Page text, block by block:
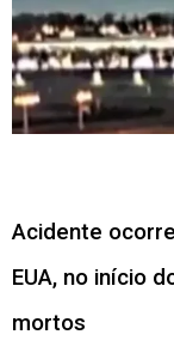
Acidente
EUA, no início
mortos